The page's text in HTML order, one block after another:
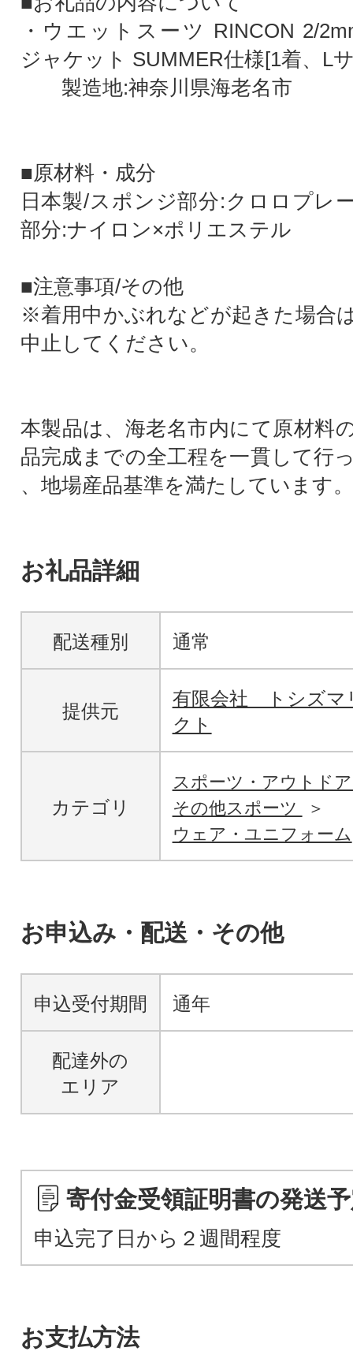
・ウエットスーツ RINCON 2/
ジャケット SUMMER仕様[1着、L
製造地:神奈川県海老名市
■原材料・成分
日本製/スポンジ部分:クロロプレ
部分:ナイロン×ポリエステル
■注意事項/その他
※着用中かぶれなどが起きた場合
中止してください。
本製品は、海老名市内にて原材料
品完成までの全工程を一貫して行
、地場産品基準を満たしています。
お礼品詳細
配送種別 通常
提供元
有限会社 トシズマ
クト
カテゴリ
スポーツ・アウトド
その他スポーツ
ウェア・ユニフォーム
お申込み・配送・その他
申込受付期間 通年
配達外の
エリア
寄付金受領証明書の発送
申込完了日から２週間程度
お支払方法